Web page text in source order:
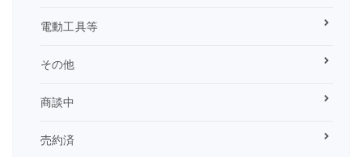
電動工具等
その他
商談中
売約済